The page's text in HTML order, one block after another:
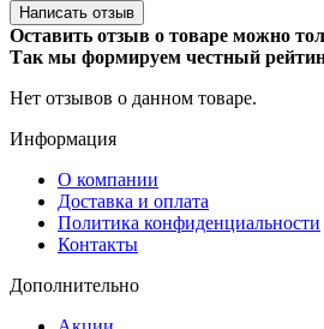
Написать отзыв
Оставить отзыв о товаре можно
Так мы формируем честный
Нет отзывов о данном товаре.
Информация
О компании
Доставка и оплата
Политика конфиденциальности
Контакты
Дополнительно